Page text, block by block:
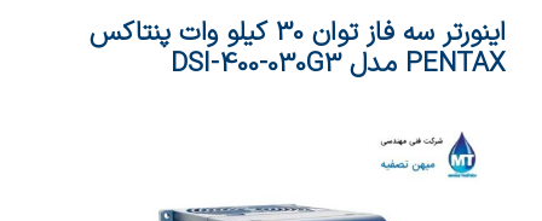
اینورتر سه فاز توان 30 کیلو وات پنتاکس
PENTAX مدل DSI-400-030G3